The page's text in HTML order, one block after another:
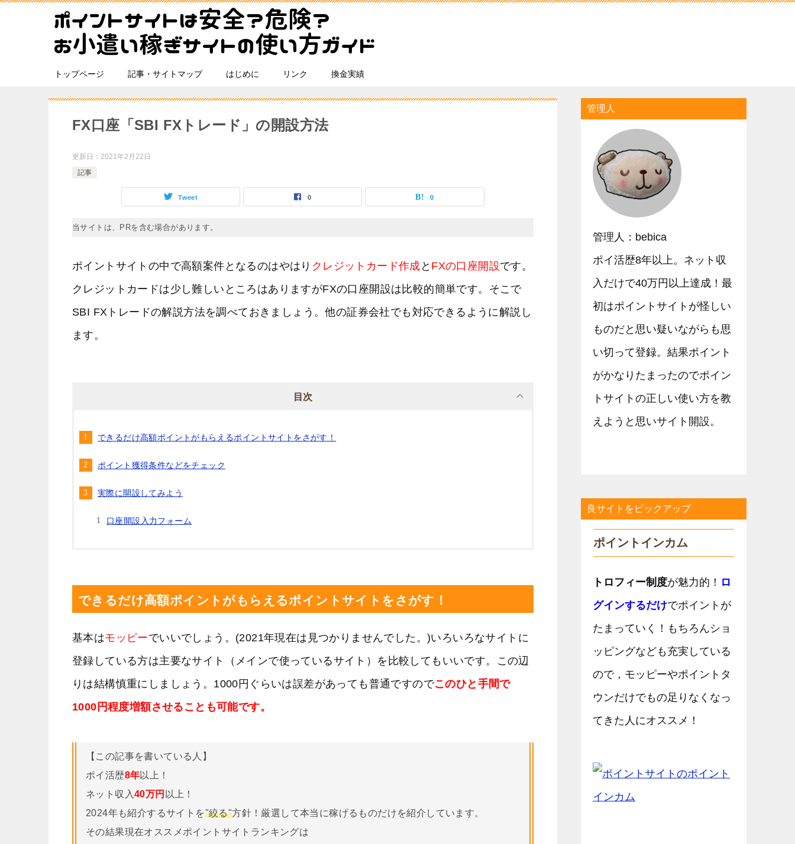
トップページ 記事・サイトマップ はじめに リンク 換金実績
FX口座「SBI FXトレード」の開設方法
更新日： 2021年2月22日
記事
Tweet 0 0
当サイトは、PRを含む場合があります。
ポイントサイトの中で高額案件となるのはやはり クレジットカード作成 と FXの口座開設です。
クレジットカードは少し難しいところはありますがFXの口座開設は比較的簡単です。そこで
SBI FXトレードの解説方法を調べておきましょう。他の証券会社でも対応できるように解説し
ます。
目次
できるだけ高額ポイントがもらえるポイントサイトをさがす！
ポイント獲得条件などをチェック
実際に開設してみよう
口座開設入力フォーム
できるだけ高額ポイントがもらえるポイントサイトをさがす！
基本はモッピーでいいでしょう。(2021年現在は見つかりませんでした。)いろいろなサイトに
登録している方は主要なサイト（メインで使っているサイト）を比較してもいいです。この辺
りは結構慎重にしましょう。1000円ぐらいは誤差があっても普通ですのでこのひと手間で
1000円程度増額させることも可能です。
【この記事を書いている人】
ポイ活歴8年以上！
ネット収入40万円 以上！
2024年も紹介するサイトを"絞る"方針！厳選して本当に稼げるものだけを紹介しています。
その結果現在オススメポイントサイトランキングは
管理人
管理人：bebica
ポイ活歴8年以上。ネット収
入だけで40万円以上達成！最
初はポイントサイトが怪しい
ものだと思い疑いながらも思
い切って登録。結果ポイント
がかなりたまったのでポイン
トサイトの正しい使い方を教
えようと思いサイト開設。
良サイトをピックアップ
ポイントインカム
トロフィー制度が魅力的！ ロ
グインするだけでポイントが
たまっていく！もちろんショ
ッピングなども充実している
ので，モッピーやポイントタ
ウンだけでもの足りなくなっ
てきた人にオススメ！